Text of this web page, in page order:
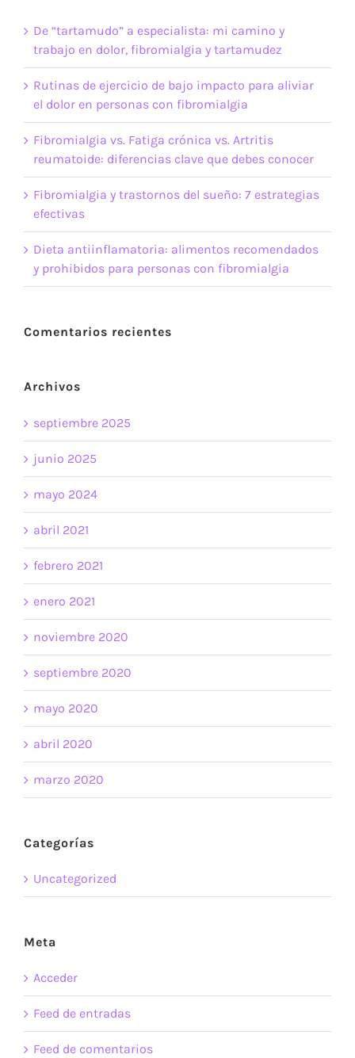
De “tartamudo” a especialista: mi camino y
trabajo en dolor, fibromialgia y tartamudez
Rutinas de ejercicio de bajo impacto para aliviar
el dolor en personas con fibromialgia
Fibromialgia vs. Fatiga crónica vs. Artritis
reumatoide: diferencias clave que debes conocer
Fibromialgia y trastornos del sueño: 7 estrategias
efectivas
Dieta antiinflamatoria: alimentos recomendados
y prohibidos para personas con fibromialgia
Comentarios recientes
Archivos
septiembre 2025
junio 2025
mayo 2024
abril 2021
febrero 2021
enero 2021
noviembre 2020
septiembre 2020
mayo 2020
abril 2020
marzo 2020
Categorías
Uncategorized
Meta
Acceder
Feed de entradas
Feed de comentarios